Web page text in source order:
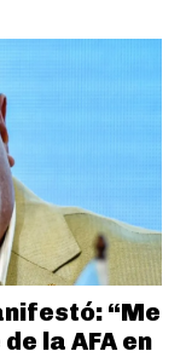
“Me
la AFA en